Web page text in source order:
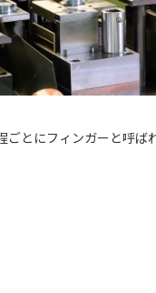
ごとにフィンガーと呼